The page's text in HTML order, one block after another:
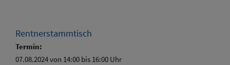
Rentnerstammtisch
Termin:
07.08.2024 von 14:00 bis 16:00 Uhr